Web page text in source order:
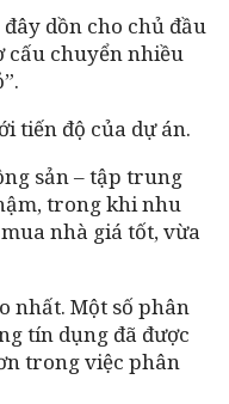
dồn cho chủ đầu
cấu chuyển nhiều
tiến độ của dự án.
sản – tập trung
trong khi nhu
nhà giá tốt, vừa
nhất. Một số phân
tín dụng đã được
trong việc phân